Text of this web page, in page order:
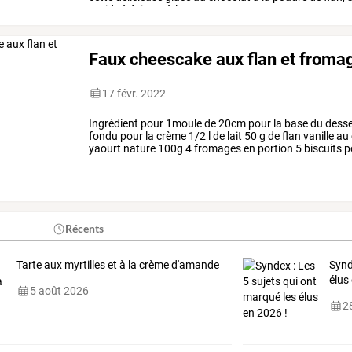
rapide
à faire à la
Faux cheescake aux flan et
17 févr. 2022
Ingrédient pour 1moulede20cm pour la basedu
fondu pour la crème 1/2 lde lait 50 g deflan vanilleau
yaourt nature 100g 4fromagesen portion 5 biscuits
Récents
Tarte aux myrtilles et à la crème d'amande
5 août 2026
élus